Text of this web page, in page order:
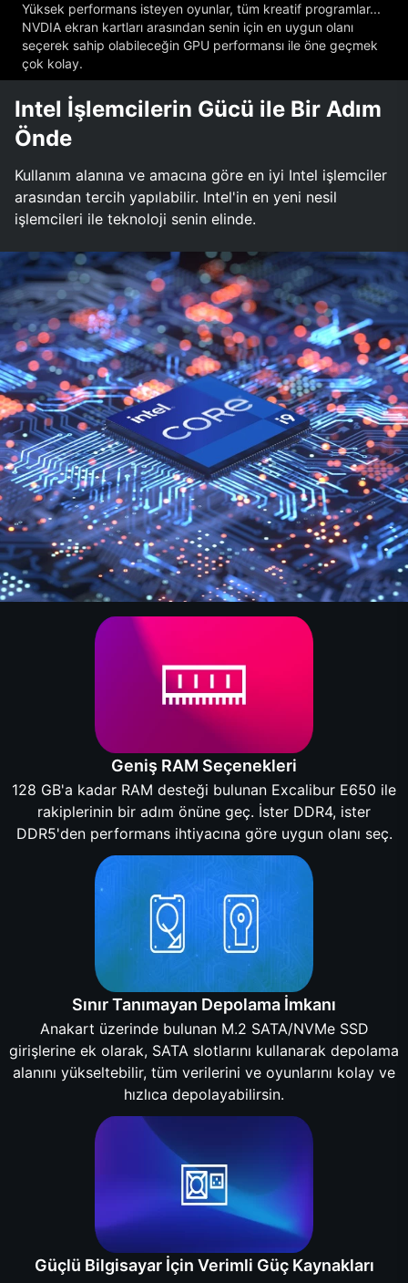
Yüksek performans isteyen oyunlar, tüm kreatif programlar...
NVDIA ekran kartları arasından senin için en uygun olanı
seçerek sahip olabileceğin GPU performansı ile öne geçmek
çok kolay.
Intel İşlemcilerin Gücü ile Bir Adım
Önde
Kullanım alanına ve amacına göre en iyi Intel işlemciler
arasından tercih yapılabilir. Intel'in en yeni nesil
işlemcileri ile teknoloji senin elinde.
Geniş RAM Seçenekleri
128 GB'a kadar RAM desteği bulunan Excalibur E650 ile
rakiplerinin bir adım önüne geç. İster DDR4, ister
DDR5'den performans ihtiyacına göre uygun olanı seç.
Sınır Tanımayan Depolama İmkanı
Anakart üzerinde bulunan M.2 SATA/NVMe SSD
girişlerine ek olarak, SATA slotlarını kullanarak depolama
alanını yükseltebilir, tüm verilerini ve oyunlarını kolay ve
hızlıca depolayabilirsin.
Güçlü Bilgisayar İçin Verimli Güç Kaynakları